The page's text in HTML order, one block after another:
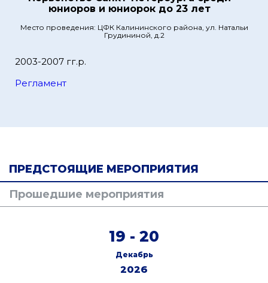
юниоров и юниорок до 23 лет
Место проведения: ЦФК Калининского района, ул. Натальи
Грудининой, д.2
2003-2007 гг.р.
Регламент
ПРЕДСТОЯЩИЕ МЕРОПРИЯТИЯ
Прошедшие мероприятия
19 - 20
Декабрь
2026